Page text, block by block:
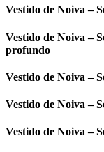
Vestido de Noiva –
Vestido de Noiva –
profundo
Vestido de Noiva –
Vestido de Noiva –
Vestido de Noiva –